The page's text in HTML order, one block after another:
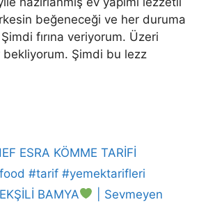
beğeneceği ve her duruma
fırına veriyorum. Üzeri
bekliyorum. Şimdi bu lezz
ESRA KÖMME TARİFİ
#tarif #yemektarifleri
BAMYA
| Sevmeyen